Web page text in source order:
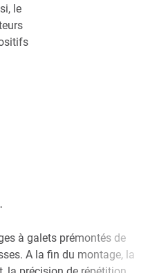
le
à galets prémontés de
A la fin du montage, la